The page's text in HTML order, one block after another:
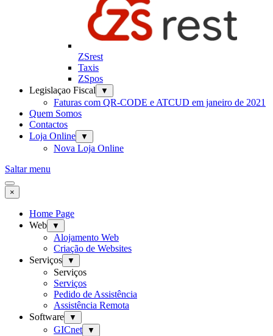
ZSrest
Taxis
ZSpos
Legislaçao Fiscal
▼
Faturas com QR-CODE e ATCUD em janeiro de 2021
Quem Somos
Contactos
Loja Online
▼
Nova Loja Online
Saltar menu
×
Home Page
Web
▼
Alojamento Web
Criação de Websites
Serviços
▼
Serviços
Serviços
Pedido de Assistência
Assistência Remota
Software
▼
GICnet ▼